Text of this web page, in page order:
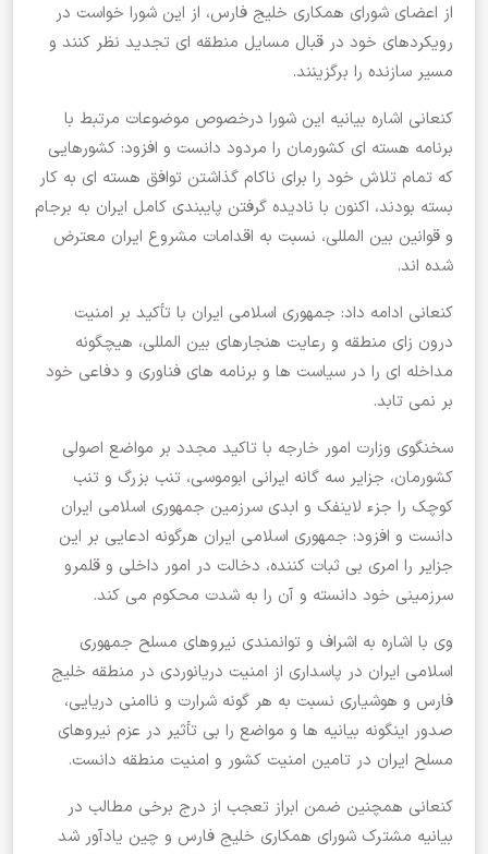
از اعضای شورای همکاری خلیج فارس، از این شورا خواست در
رویکردهای خود در قبال مسایل منطقه ای تجدید نظر کنند و
مسیر سازنده را برگزینند.
کنعانی اشاره بیانیه این شورا درخصوص موضوعات مرتبط با
برنامه هسته ای کشورمان را مردود دانست و افزود: کشورهایی
که تمام تلاش خود را برای ناکام گذاشتن توافق هسته ای به کار
بسته بودند، اکنون با نادیده گرفتن پایبندی کامل ایران به برجام
و قوانین بین المللی، نسبت به اقدامات مشروع ایران معترض
شده اند.
کنعانی ادامه داد: جمهوری اسلامی ایران با تأکید بر امنیت
درون زای منطقه و رعایت هنجارهای بین المللی، هیچگونه
مداخله ای را در سیاست ها و برنامه های فناوری و دفاعی خود
بر نمی تابد.
سخنگوی وزارت امور خارجه با تاکید مجدد بر مواضع اصولی
کشورمان، جزایر سه گانه ایرانی ابوموسی، تنب بزرگ و تنب
کوچک را جزء لاینفک و ابدی سرزمین جمهوری اسلامی ایران
دانست و افزود: جمهوری اسلامی ایران هرگونه ادعایی بر این
جزایر را امری بی ثبات کننده، دخالت در امور داخلی و قلمرو
سرزمینی خود دانسته و آن را به شدت محکوم می کند.
وی با اشاره به اشراف و توانمندی نیروهای مسلح جمهوری
اسلامی ایران در پاسداری از امنیت دریانوردی در منطقه خلیج
فارس و هوشیاری نسبت به هر گونه شرارت و ناامنی دریایی،
صدور اینگونه بیانیه ها و مواضع را بی تأثیر در عزم نیروهای
مسلح ایران در تامین امنیت کشور و امنیت منطقه دانست.
کنعانی همچنین ضمن ابراز تعجب از درج برخی مطالب در
بیانیه مشترک شورای همکاری خلیج فارس و چین یادآور شد